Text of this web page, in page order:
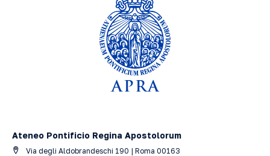
Ateneo Pontificio Regina Apostolorum
Via degli Aldobrandeschi 190 | Roma 00163